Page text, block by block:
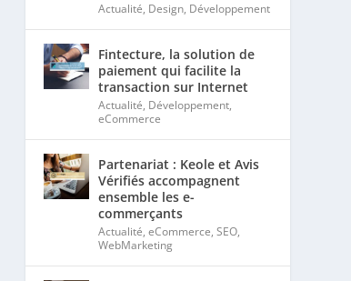
Actualité, Design, Développement
Fintecture, la solution de
paiement qui facilite la
transaction sur Internet
Actualité, Développement,
eCommerce
Partenariat : Keole et Avis
Vérifiés accompagnent
ensemble les e-
commerçants
Actualité,eCommerce,SEO,
WebMarketing